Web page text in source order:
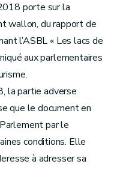
porte sur la
wallon, du rapport de
l’ASBL « Les lacs de
aux parlementaires
la partie adverse
que le document en
par le
conditions. Elle
à adresser sa